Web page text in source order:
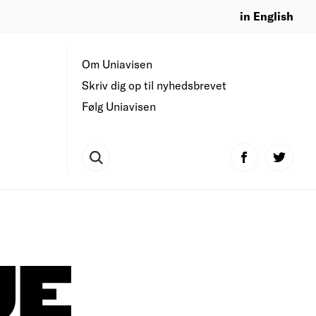
in English
Om Uniavisen
Skriv dig op til nyhedsbrevet
Følg Uniavisen